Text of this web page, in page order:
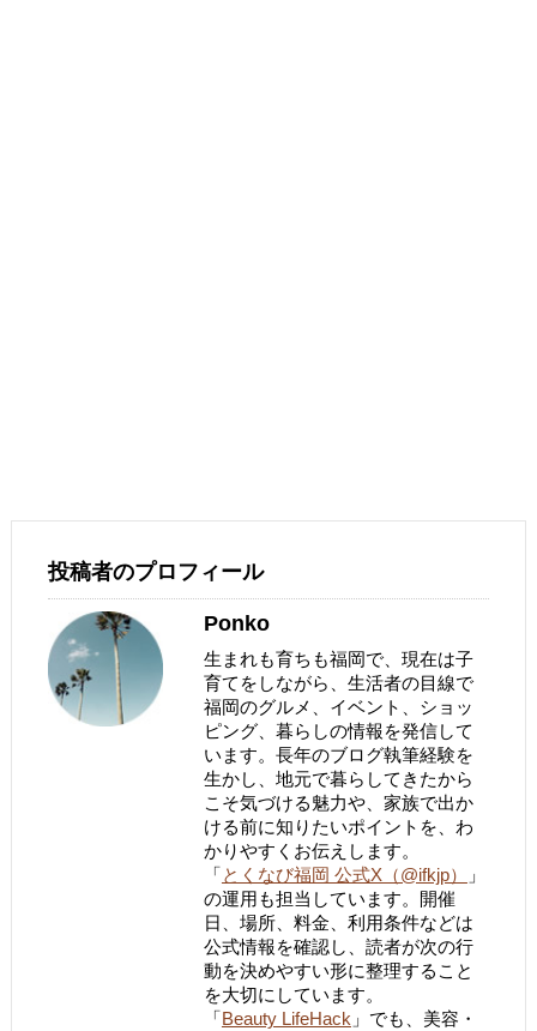
投稿者のプロフィール
Ponko
生まれも育ちも福岡で、現在は子
育てをしながら、生活者の目線で
福岡のグルメ、イベント、ショッ
ピング、暮らしの情報を発信して
います。長年のブログ執筆経験を
生かし、地元で暮らしてきたから
こそ気づける魅力や、家族で出か
ける前に知りたいポイントを、わ
かりやすくお伝えします。
「とくなび福岡 公式X（@ifkjp）
」
の運用も担当しています。開催
日、場所、料金、利用条件などは
公式情報を確認し、読者が次の行
動を決めやすい形に整理すること
を大切にしています。
「Beauty LifeHack 」でも、美容・